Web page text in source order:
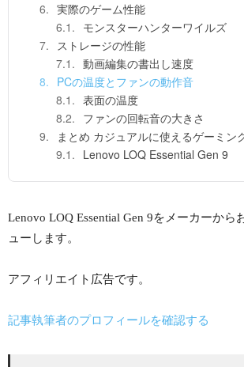
実際のゲーム性能
モンスターハンターワイルズ
ストレージの性能
動画編集の書出し速度
PCの温度とファンの動作音
表面の温度
ファンの回転音の大きさ
まとめ カジュアルに使えるゲーミン
Lenovo LOQ Essential Gen 9
Lenovo LOQ Essential Gen 9をメーカーから
ューします。
アフィリエイト広告です。
記事執筆者のプロフィールを確認する